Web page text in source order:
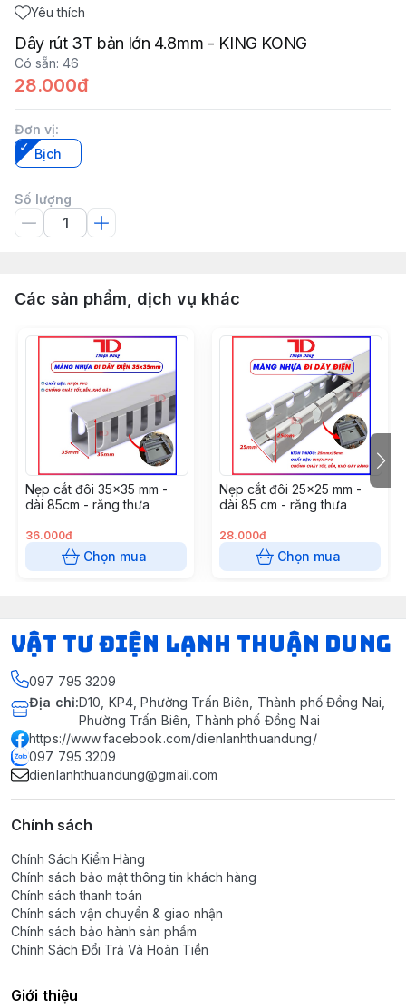
Yêu thích
Dây rút 3T bản lớn 4.8mm - KING KONG
Có sẵn: 46
28.000đ
Đơn vị:
Bịch
Số lượng
Các sản phẩm, dịch vụ khác
Nẹp cắt đôi 35x35 mm -
dài 85cm - răng thưa
36.000đ
Chọn mua
Nẹp cắt đôi 25x25 mm -
dài 85 cm - răng thưa
28.000đ
Chọn mua
VẬT TƯ ĐIỆN LẠNH THUẬN DUNG
097 795 3209
Địa chỉ:D10, KP4, Phường Trấn Biên, Thành phố Đồng Nai,
Phường Trấn Biên, Thành phố Đồng Nai
https://www.facebook.com/dienlanhthuandung/
097 795 3209
dienlanhthuandung@gmail.com
Chính sách
Chính Sách Kiểm Hàng
Chính sách bảo mật thông tin khách hàng
Chính sách thanh toán
Chính sách vận chuyển & giao nhận
Chính sách bảo hành sản phẩm
Chính Sách Đổi Trả Và Hoàn Tiền
Giới thiệu